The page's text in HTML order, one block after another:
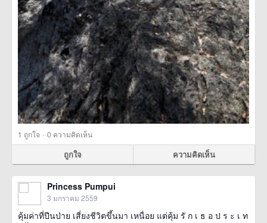
1 ถูกใจ · 0 ความคิดเห็น
ถูกใจ ความคิดเห็น
Princess Pumpui
3 มกราคม 2559
คุ้มค่าที่ปีนป่าย เสี่ยงชีวิตขึ้นมา เหนื่อย แต่คุ้ม รั ก เ ธ อ ป ร ะ เ ท